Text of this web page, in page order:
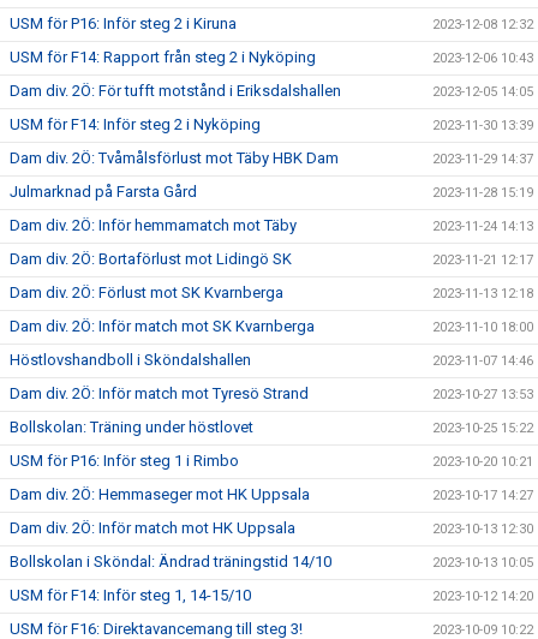
USM för P16: Inför steg 2 i Kiruna 2023-12-08 12:32
USM för F14: Rapport från steg 2 i Nyköping 2023-12-06 10:43
Dam div. 2Ö: För tufft motstånd i Eriksdalshallen 2023-12-05 14:05
USM för F14: Inför steg 2 i Nyköping 2023-11-30 13:39
Dam div. 2Ö: Tvåmålsförlust mot Täby HBK Dam 2023-11-29 14:37
Julmarknad på Farsta Gård 2023-11-28 15:19
Dam div. 2Ö: Inför hemmamatch mot Täby 2023-11-24 14:13
Dam div. 2Ö: Bortaförlust mot Lidingö SK 2023-11-21 12:17
Dam div. 2Ö: Förlust mot SK Kvarnberga 2023-11-13 12:18
Dam div. 2Ö: Inför match mot SK Kvarnberga 2023-11-10 18:00
Höstlovshandboll i Sköndalshallen 2023-11-07 14:46
Dam div. 2Ö: Inför match mot Tyresö Strand 2023-10-27 13:53
Bollskolan: Träning under höstlovet 2023-10-25 15:22
USM för P16: Inför steg 1 i Rimbo 2023-10-20 10:21
Dam div. 2Ö: Hemmaseger mot HK Uppsala 2023-10-17 14:27
Dam div. 2Ö: Inför match mot HK Uppsala 2023-10-13 12:30
Bollskolan i Sköndal: Ändrad träningstid 14/10 2023-10-13 10:05
USM för F14: Inför steg 1, 14-15/10 2023-10-12 14:20
USM för F16: Direktavancemang till steg 3! 2023-10-09 10:22